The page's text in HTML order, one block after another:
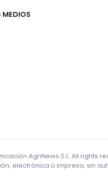
MEDIOS
AgriNews S.L. All
electrónica o impresa, sin